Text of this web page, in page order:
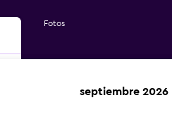
Fotos
septiembre 2026